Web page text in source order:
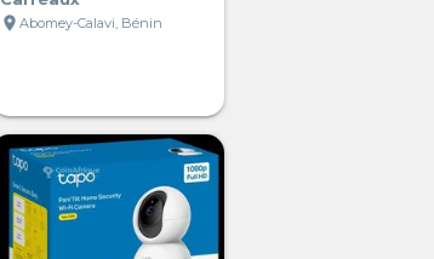
location_onAbomey-Calavi, Bénin